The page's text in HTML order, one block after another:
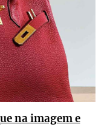
na imagem e